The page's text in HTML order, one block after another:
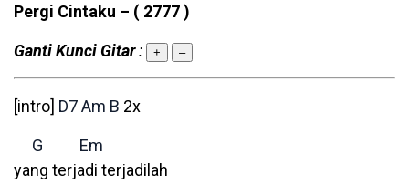
Pergi Cintaku – ( 2777 )
Ganti Kunci Gitar: + –
[intro] D7Am B 2x
G
Em
yang terjadi terjadilah